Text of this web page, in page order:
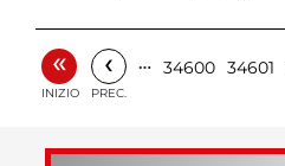
«
INIZIO
‹
PREC.
… 34600 34601